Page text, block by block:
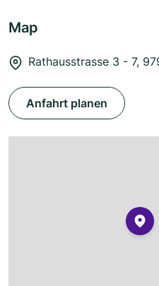
Map
Rathausstrasse 3 - 7,
Anfahrt planen